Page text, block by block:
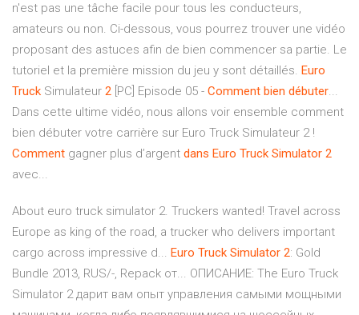
n'est pas une tâche facile pour tous les conducteurs,
amateurs ou non. Ci-dessous, vous pourrez trouver une vidéo
proposant des astuces afin de bien commencer sa partie. Le
tutoriel et la première mission du jeu y sont détaillés. Euro
Truck Simulateur 2 [PC] Episode 05 - Comment bien débuter...
Dans cette ultime vidéo, nous allons voir ensemble comment
bien débuter votre carrière sur Euro Truck Simulateur 2 !
Comment gagner plus d’argent dans Euro Truck Simulator 2
avec...
About euro truck simulator 2. Truckers wanted! Travel across
Europe as king of the road, a trucker who delivers important
cargo across impressive d... Euro Truck Simulator 2: Gold
Bundle 2013, RUS/-, Repack от... ОПИСАНИЕ: The Euro Truck
Simulator 2 дарит вам опыт управления самыми мощными